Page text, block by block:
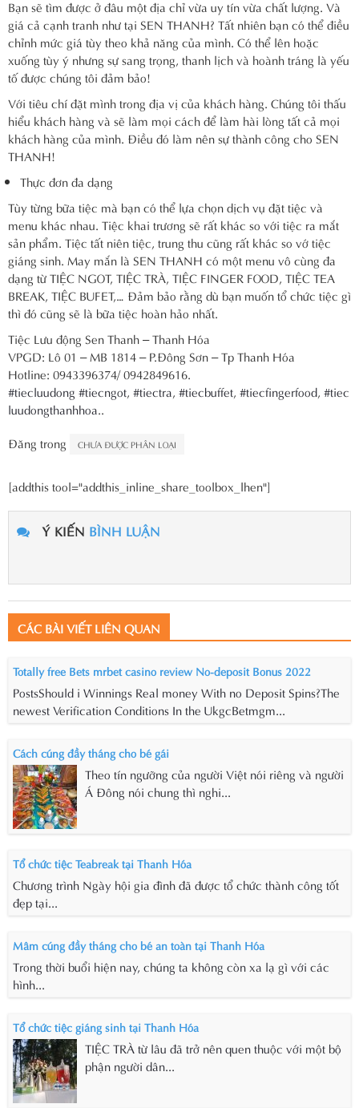
Bạn sẽ tìm được ở đâu một địa chỉ vừa uy tín vừa chất lượng. Và
giá cả cạnh tranh như tại SEN THANH? Tất nhiên bạn có thể điều
chỉnh mức giá tùy theo khả năng của mình. Có thể lên hoặc
xuống tùy ý nhưng sự sang trọng, thanh lịch và hoành tráng là yếu
tố được chúng tôi đảm bảo!
Với tiêu chí đặt mình trong địa vị của khách hàng. Chúng tôi thấu
hiểu khách hàng và sẽ làm mọi cách để làm hài lòng tất cả mọi
khách hàng của mình. Điều đó làm nên sự thành công cho SEN
THANH!
Thực đơn đa dạng
Tùy từng bữa tiệc mà bạn có thể lựa chọn dịch vụ đặt tiệc và
menu khác nhau. Tiệc khai trương sẽ rất khác so với tiệc ra mắt
sản phẩm. Tiệc tất niên tiệc, trung thu cũng rất khác so vớ tiệc
giáng sinh. May mắn là SEN THANH có một menu vô cùng đa
dạng từ TIỆC NGOT, TIỆC TRÀ, TIỆC FINGER FOOD, TIỆC TEA
BREAK, TIỆC BUFET,… Đảm bảo rằng dù bạn muốn tổ chức tiệc gì
thì đó cũng sẽ là bữa tiệc hoàn hảo nhất.
Tiệc Lưu động Sen Thanh – Thanh Hóa
VPGD: Lô 01 – MB 1814 – P.Đông Sơn – Tp Thanh Hóa
Hotline: 0943396374/ 0942849616.
#tiecluudong #tiecngot, #tiectra, #tiecbuffet, #tiecfingerfood, #tiec
luudongthanhhoa..
Đăng trong
CHƯA ĐƯỢC PHÂN LOẠI
[addthis tool="addthis_inline_share_toolbox_lhen"]
Ý KIẾN BÌNH LUẬN
CÁC BÀI VIẾT LIÊN QUAN
Totally free Bets mrbet casino review No-deposit Bonus 2022
PostsShould i Winnings Real money With no Deposit Spins?The
newest Verification Conditions In the UkgcBetmgm...
Cách cúng đầy tháng cho bé gái
Theo tín ngưỡng của người Việt nói riêng và người
Á Đông nói chung thì nghi...
Tổ chức tiệc Teabreak tại Thanh Hóa
Chương trình Ngày hội gia đình đã được tổ chức thành công tốt
đẹp tại...
Mâm cúng đầy tháng cho bé an toàn tại Thanh Hóa
Trong thời buổi hiện nay, chúng ta không còn xa lạ gì với các
hình...
Tổ chức tiệc giáng sinh tại Thanh Hóa
TIỆC TRÀ từ lâu đã trở nên quen thuộc với một bộ
phận người dân...